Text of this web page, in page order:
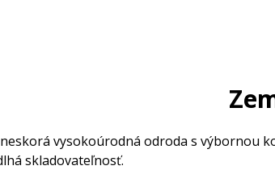
vysokoúrodná odroda s výbornou
skladovateľnosť.